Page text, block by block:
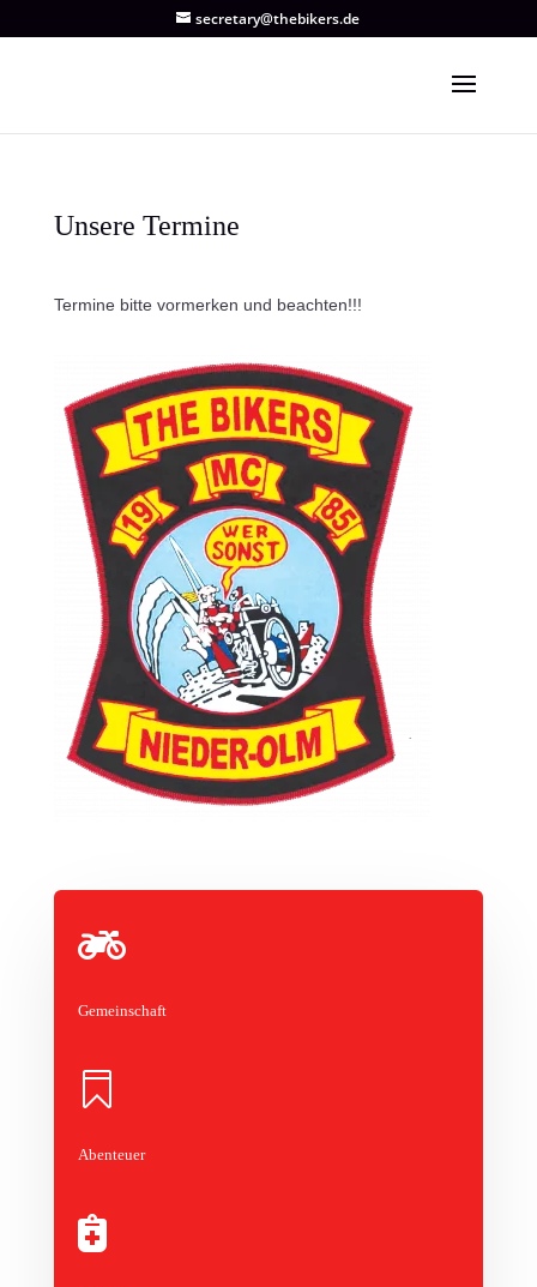
secretary@thebikers.de
Unsere Termine
Termine bitte vormerken und beachten!!!

Gemeinschaft

Abenteuer
